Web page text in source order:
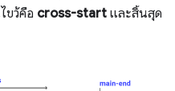
ขว้คือ cross-start และสิ้นสุด